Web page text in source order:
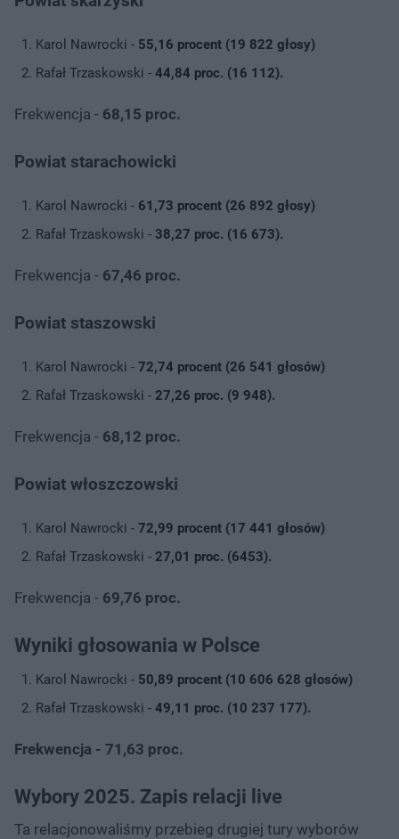
Karol Nawrocki - 55,16 procent (19 822 głosy)
Rafał Trzaskowski - 44,84 proc. (16 112).
Frekwencja - 68,15 proc.
Powiat starachowicki
Karol Nawrocki - 61,73 procent (26 892 głosy)
Rafał Trzaskowski - 38,27 proc. (16 673).
Frekwencja - 67,46 proc.
Powiat staszowski
Karol Nawrocki - 72,74 procent (26 541 głosów)
Rafał Trzaskowski - 27,26 proc. (9 948).
Frekwencja - 68,12 proc.
Powiat włoszczowski
Karol Nawrocki - 72,99 procent (17 441 głosów)
Rafał Trzaskowski - 27,01 proc. (6453).
Frekwencja - 69,76 proc.
Wyniki głosowania w Polsce
Karol Nawrocki - 50,89 procent (10 606 628 głosów)
Rafał Trzaskowski - 49,11 proc. (10 237 177).
Frekwencja - 71,63 proc.
Wybory 2025. Zapis relacji live
Ta relacjonowaliśmy przebieg drugiej tury wyborów